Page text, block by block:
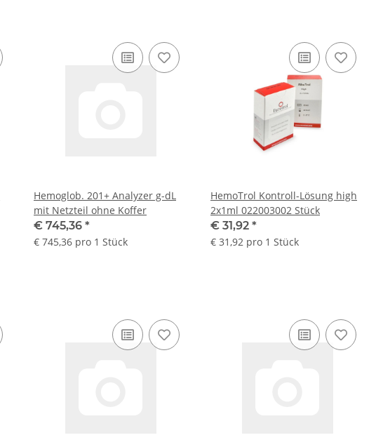
Hemoglob. 201+ Analyzer g-dL
mit Netzteil ohne Koffer
€ 745,36 *
€ 745,36 pro 1 Stück
HemoTrol Kontroll-Lösung high
2x1ml 022003002 Stück
€ 31,92 *
€ 31,92 pro 1 Stück